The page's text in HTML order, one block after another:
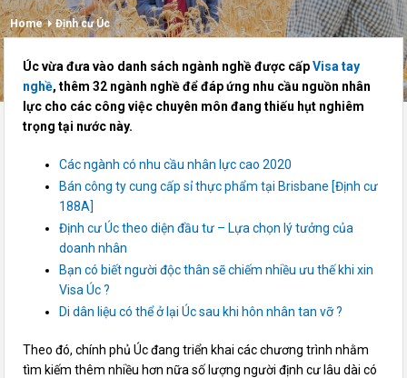
Home Định cư Úc
Úc vừa đưa vào danh sách ngành nghề được cấpVisa tay
nghề, thêm 32 ngành nghề để đáp ứng nhu cầu nguồn nhân
lực cho các công việc chuyên môn đang thiếu hụt nghiêm
trọng tại nước này.
Các ngành có nhu cầu nhân lực cao 2020
Bán công ty cung cấp sỉ thực phẩm tại Brisbane [Định cư
188A]
Định cư Úc theo diện đầu tư – Lựa chọn lý tưởng của
doanh nhân
Bạn có biết người độc thân sẽ chiếm nhiều ưu thế khi xin
Visa Úc ?
Di dân liệu có thể ở lại Úc sau khi hôn nhân tan vỡ ?
Theo đó, chính phủ Úc đang triển khai các chương trình nhằm
tìm kiếm thêm nhiều hơn nữa số lượng người định cư lâu dài có